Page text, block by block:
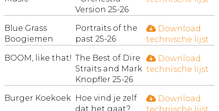
Version 25-26
Blue Grass
Boogiemen
Portraits of the
past 25-26
Download
technische lijst
BOOM, like that! The Best of Dire
Straits and Mark
Knopfler 25-26
Download
technische lijst
Burger Koekoek Hoe vind je zelf
dat het gaat?
Download